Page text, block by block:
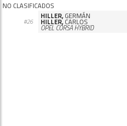
NO CLASIFICADOS
#26
HILLER, GERMÁN
HILLER, CARLOS
OPEL CORSA HYBRID